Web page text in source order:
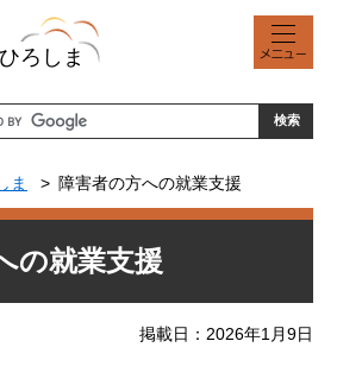
ろしま
ニ
ー
ま 障害者の方への就業支援
の就業支援
掲載日 2026年1月9日